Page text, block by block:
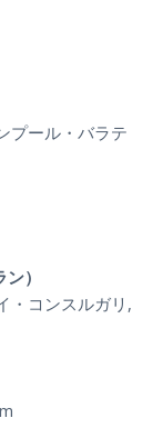
プール・バラテ
）
・コンスルガリ,